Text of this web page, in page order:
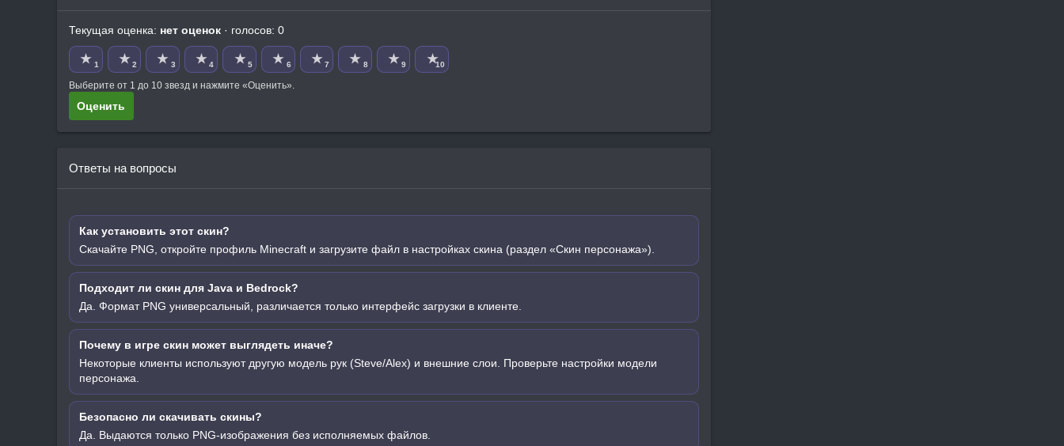
Текущая оценка: нет оценок · голосов: 0
★ 1 ★ 2 ★ 3 ★ 4 ★ 5 ★ 6 ★ 7 ★ 8 ★ 9 ★10
Выберите от 1 до 10 звезд и нажмите «Оценить».
Оценить
Ответы на вопросы
Как установить этот скин?
Скачайте PNG, откройте профиль Minecraft и загрузите файл в настройках скина (раздел «Скин персонажа»).
Подходит ли скин для Java и Bedrock?
Да. Формат PNG универсальный, различается только интерфейс загрузки в клиенте.
Почему в игре скин может выглядеть иначе?
Некоторые клиенты используют другую модель рук (Steve/Alex) и внешние слои. Проверьте настройки модели
персонажа.
Безопасно ли скачивать скины?
Да. Выдаются только PNG-изображения без исполняемых файлов.